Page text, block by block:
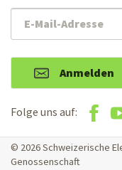
Anmelden
Folge uns auf:
© 2026 Schweizerische
Genossenschaft